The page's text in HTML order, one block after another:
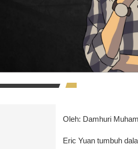
Oleh: Damhuri
Eric Yuan tumbuh